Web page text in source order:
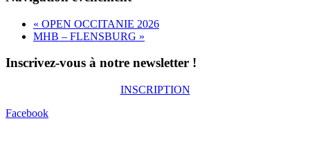
« OPEN OCCITANIE 2026
MHB – FLENSBURG »
Inscrivez-vous à notre newsletter !
INSCRIPTION
Facebook